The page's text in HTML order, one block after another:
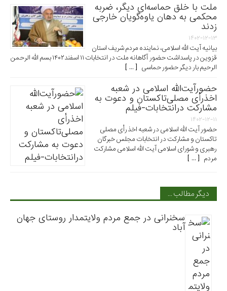
ملت با خلق حماسه‌ای دیگر، ضربه
محکمی به دهان یاوه‌گویان خارجی
زدند
۱۴۰۲-۱۲-۱۳
بیانیه آیت الله اسلامی، نماینده مردم شریف استان
قزوین در پاسداشت حضور آگاهانه ملت در انتخابات ۱۱ اسفند۱۴۰۲ بسم الله الرحمن
الرحیم بار دیگر حضور حماسی [ ... ]
حضورآیت‌الله اسلامی در شعبه
اخذرأی مصلی‌تاکستان و دعوت به
مشارکت درانتخابات-فیلم
۱۴۰۲-۱۲-۱۱
حضور آیت الله اسلامی در شعبه اخذ رأی مصلی
تاکستان و مشارکت در انتخابات مجلس خبرگان
رهبری و شورای اسلامی آیت الله اسلامی مشارکت
مردم [ ... ]
دیگر مطالب …
سخنرانی در جمع مردم ولایتمدار روستای جهان
آباد